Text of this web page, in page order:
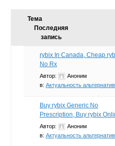
Тема
Последняя
запись
rybix In Canada, Cheap
No Rx
Автор:
Аноним
в: Актуальность
Buy rybix Generic No
Prescription, Buy rybix
Автор:
Аноним
в: Актуальность